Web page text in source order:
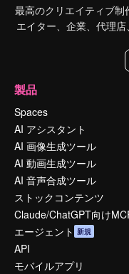
最高のクリエイティブ制
エイター、企業、代理
製品
Spaces
AI アシスタント
AI 画像生成ツール
AI 動画生成ツール
AI 音声合成ツール
ストックコンテンツ
Claude/ChatGPT向け
エージェント 新規
API
モバイルアプリ